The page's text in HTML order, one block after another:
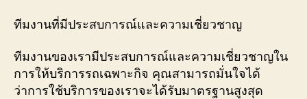
ทีมงานที่มีประสบการณ์และความเชี่ยวชาญ
ทีมงานของเรามีประสบการณ์และความเชี่ยวชาญใน
การให้บริการรถเฉพาะกิจ คุณสามารถมั่นใจได้
ว่าการใช้บริการของเราจะได้รับมาตรฐานสูงสุด